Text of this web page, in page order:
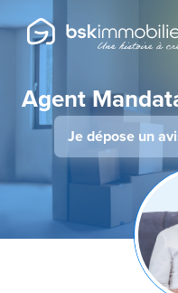
Agent
Je dépose un